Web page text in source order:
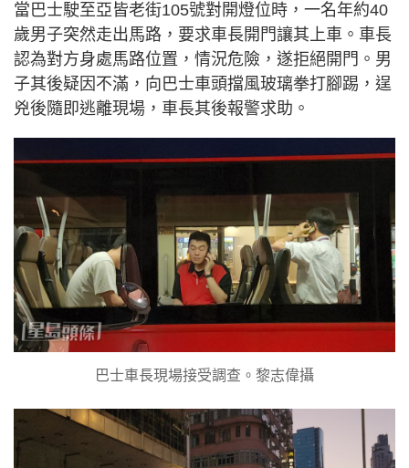
當巴士駛至亞皆老街105號對開燈位時，一名年約40
歲男子突然走出馬路，要求車長開門讓其上車。車長
認為對方身處馬路位置，情況危險，遂拒絕開門。男
子其後疑因不滿，向巴士車頭擋風玻璃拳打腳踢，逞
兇後隨即逃離現場，車長其後報警求助。
巴士車長現場接受調查。黎志偉攝